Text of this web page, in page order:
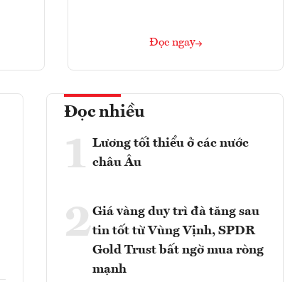
Đọc ngay
Đọc nhiều
1 Lương tối thiểu ở các nước
châu Âu
2Giá vàng duy trì đà tăng sau
tin tốt từ Vùng Vịnh, SPDR
Gold Trust bất ngờ mua ròng
mạnh